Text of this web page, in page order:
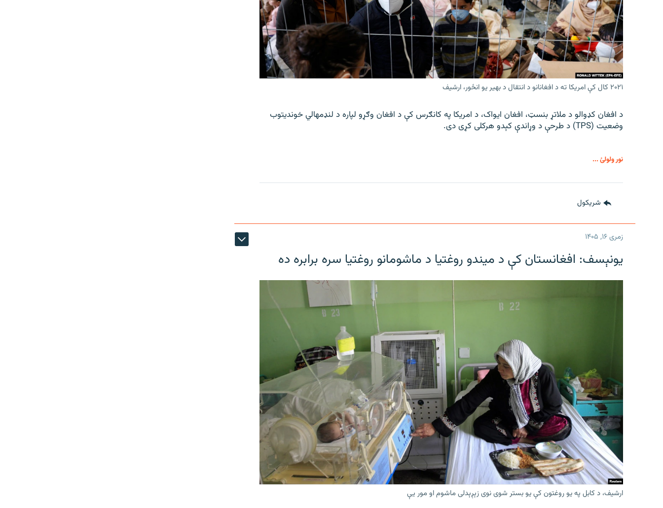
۲۰۲۱ کال کې امریکا ته د افغانانو د انتقال د بهیر یو انځور، ارشیف
د افغان کډوالو د ملاتړ بنسټ، افغان ایواک، د امریکا په کانګرس کې د افغان وګړو لپاره د لنډمهالي خوندیتوب
وضعیت (TPS) د طرحې د وړاندې کېدو هرکلی کړی دی.
نور ولولئ ...
شريکول
زمری ۱۶, ۱۴۰۵
یونېسف: افغانستان کې د میندو روغتیا د ماشومانو روغتیا سره برابره ده
ارشیف، د کابل په یو روغتون کې یو بستر شوی نوی زېږېدلی ماشوم او مور یې